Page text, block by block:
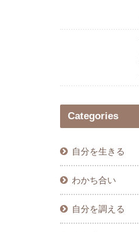
Categories
自分を生きる
わかち合い
自分を調える